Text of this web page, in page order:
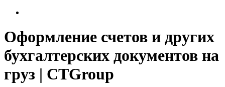
Оформление счетов и других
бухгалтерских документов на
груз | CTGroup